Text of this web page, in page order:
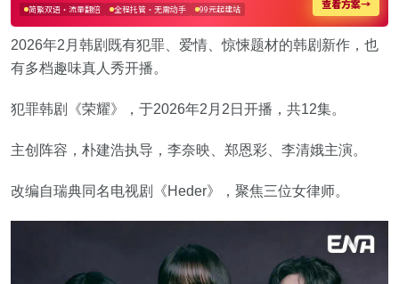
2026年2月韩剧既有犯罪、爱情、惊悚题材的韩剧新作，也
有多档趣味真人秀开播。
犯罪韩剧《荣耀》，于2026年2月2日开播，共12集。
主创阵容，朴建浩执导，李奈映、郑恩彩、李清娥主演。
改编自瑞典同名电视剧《Heder》，聚焦三位女律师。